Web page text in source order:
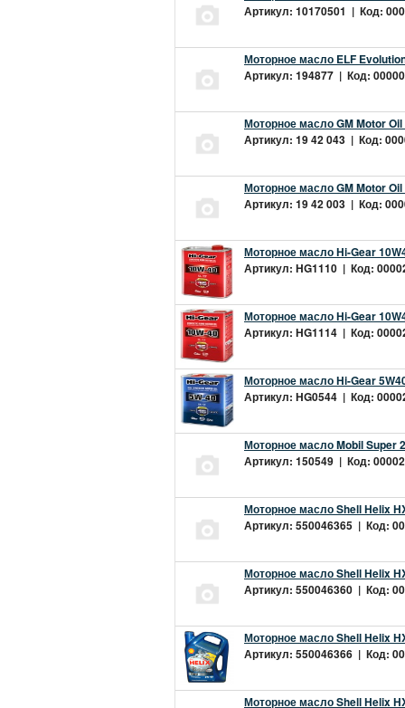
Артикул: 10170501 | Код:
Моторное масло ELF
Артикул: 194877 | Код:
Моторное масло GM Motor Oil
Артикул: 19 42 043 | Код:
Моторное масло GM Motor
Артикул: 19 42 003 | Код:
Моторное масло Hi-Gear
Артикул: HG1110 | Код:
Моторное масло Hi-Gear
Артикул: HG1114 | Код:
Моторное масло Hi-Gear
Артикул: HG0544 | Код:
Моторное масло Mobil Super
Артикул: 150549 | Код:
Моторное масло Shell Helix
Артикул: 550046365 | Код:
Моторное масло Shell Helix
Артикул: 550046360 | Код:
Моторное масло Shell Helix
Артикул: 550046366 | Код:
Моторное масло Shell Helix